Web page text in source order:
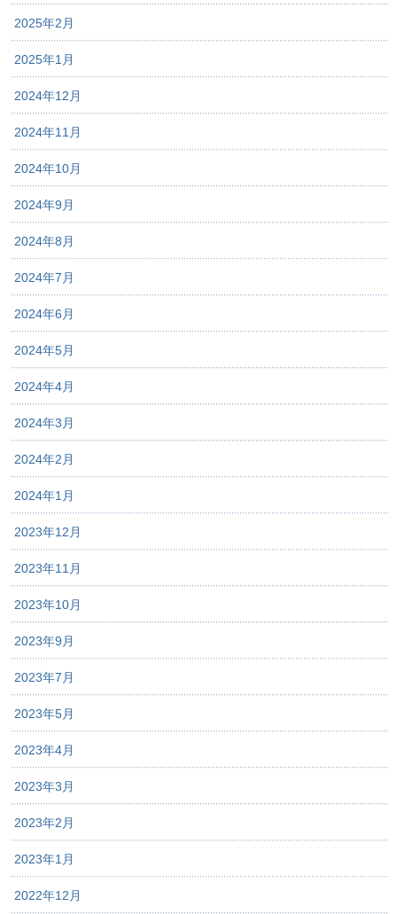
2025年2月
2025年1月
2024年12月
2024年11月
2024年10月
2024年9月
2024年8月
2024年7月
2024年6月
2024年5月
2024年4月
2024年3月
2024年2月
2024年1月
2023年12月
2023年11月
2023年10月
2023年9月
2023年7月
2023年5月
2023年4月
2023年3月
2023年2月
2023年1月
2022年12月